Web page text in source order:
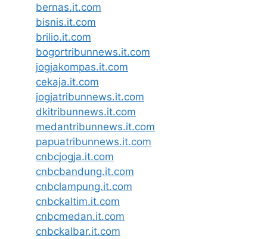
bernas.it.com
bisnis.it.com
brilio.it.com
bogortribunnews.it.com
jogjakompas.it.com
cekaja.it.com
jogjatribunnews.it.com
dkitribunnews.it.com
medantribunnews.it.com
papuatribunnews.it.com
cnbcjogja.it.com
cnbcbandung.it.com
cnbclampung.it.com
cnbckaltim.it.com
cnbcmedan.it.com
cnbckalbar.it.com